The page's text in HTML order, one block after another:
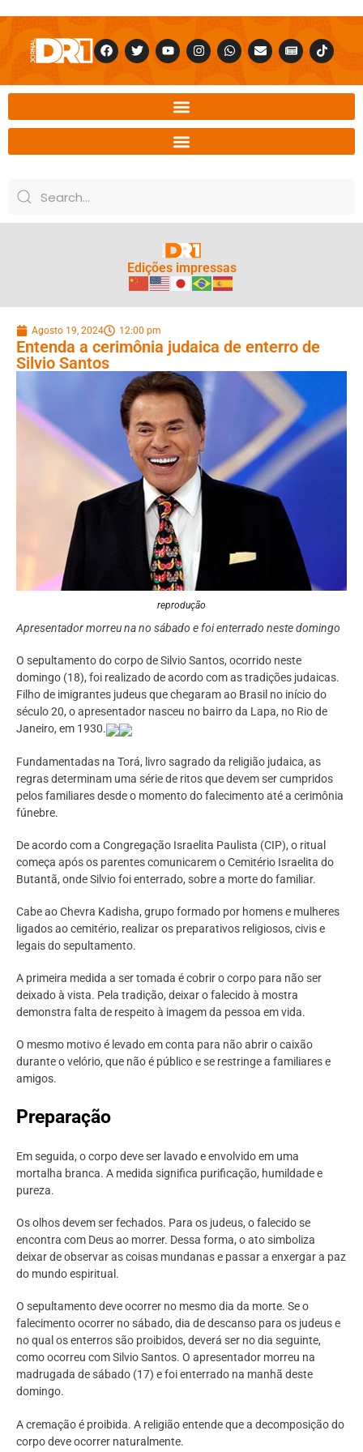
Edições impressas
Agosto 19, 2024 12:00 pm
Entenda a cerimônia judaica de enterro de
Silvio Santos
reprodução
Apresentador morreu na no sábado e foi enterrado neste domingo
O sepultamento do corpo de Silvio Santos, ocorrido neste
domingo (18), foi realizado de acordo com as tradições judaicas.
Filho de imigrantes judeus que chegaram ao Brasil no início do
século 20, o apresentador nasceu no bairro da Lapa, no Rio de
Janeiro, em 1930.
Fundamentadas na Torá, livro sagrado da religião judaica, as
regras determinam uma série de ritos que devem ser cumpridos
pelos familiares desde o momento do falecimento até a cerimônia
fúnebre.
De acordo com a Congregação Israelita Paulista (CIP), o ritual
começa após os parentes comunicarem o Cemitério Israelita do
Butantã, onde Silvio foi enterrado, sobre a morte do familiar.
Cabe ao Chevra Kadisha, grupo formado por homens e mulheres
ligados ao cemitério, realizar os preparativos religiosos, civis e
legais do sepultamento.
A primeira medida a ser tomada é cobrir o corpo para não ser
deixado à vista. Pela tradição, deixar o falecido à mostra
demonstra falta de respeito à imagem da pessoa em vida.
O mesmo motivo é levado em conta para não abrir o caixão
durante o velório, que não é público e se restringe a familiares e
amigos.
Preparação
Em seguida, o corpo deve ser lavado e envolvido em uma
mortalha branca. A medida significa purificação, humildade e
pureza.
Os olhos devem ser fechados. Para os judeus, o falecido se
encontra com Deus ao morrer. Dessa forma, o ato simboliza
deixar de observar as coisas mundanas e passar a enxergar a paz
do mundo espiritual.
O sepultamento deve ocorrer no mesmo dia da morte. Se o
falecimento ocorrer no sábado, dia de descanso para os judeus e
no qual os enterros são proibidos, deverá ser no dia seguinte,
como ocorreu com Silvio Santos. O apresentador morreu na
madrugada de sábado (17) e foi enterrado na manhã deste
domingo.
A cremação é proibida. A religião entende que a decomposição do
corpo deve ocorrer naturalmente.